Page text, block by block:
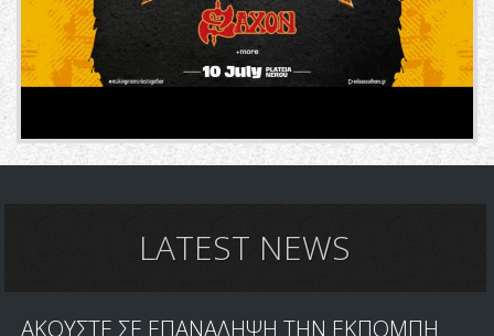
LATEST NEWS
ΑΚΟΥΣΤΕ ΣΕ ΕΠΑΝΑΛΗΨΗ ΤΗΝ ΕΚΠΟΜΠΗ